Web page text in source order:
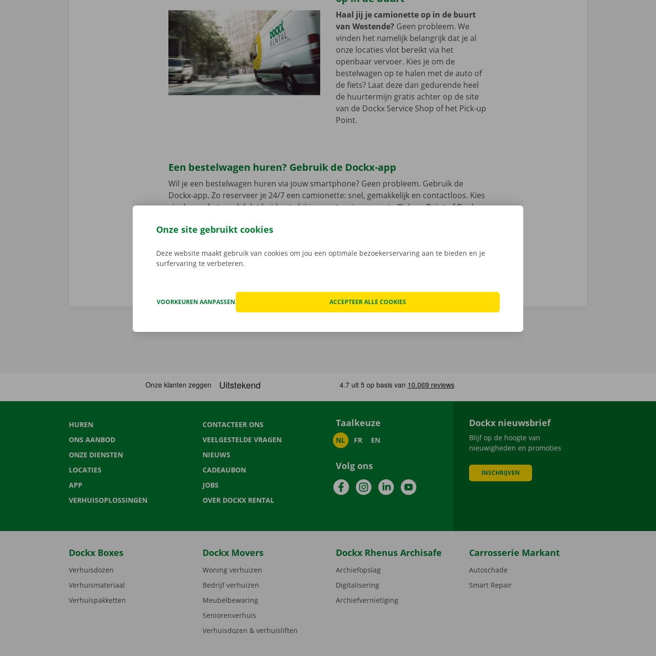
Haal jij je camionette op in de buurt
van Westende? Geen probleem. We
vinden het namelijk belangrijk dat je al
onze locaties vlot bereikt via het
openbaar vervoer. Kies je om de
bestelwagen op te halen met de auto of
de fiets? Laat deze dan gedurende heel
de huurtermijn gratis achter op de site
van de Dockx Service Shop of het Pick-up
Point.
Een bestelwagen huren? Gebruik de Dockx-app
Wil je een bestelwagen huren via jouw smartphone? Geen probleem. Gebruik de
Dockx-app. Zo reserveer je 24/7 een camionette: snel, gemakkelijk en contactloos. Kies
via de app het model dat het beste bij jou past en je gewenste Pick-up Point of Dockx
sleutel. Download de gratis app voor
HUREN
ONS AANBOD
ONZE DIENSTEN
LOCATIES
APP
VERHUISOPLOSSINGEN
CONTACTEER ONS
VEELGESTELDE VRAGEN
NIEUWS
CADEAUBON
JOBS
OVER DOCKX RENTAL
Taalkeuze
NL FR EN
Volg ons
FacebookInstagramLinkedInYouTube
Dockx nieuwsbrief
Blijf op de hoogte van
nieuwigheden en promoties
INSCHRIJVEN
Dockx Boxes
Verhuisdozen
Verhuismateriaal
Verhuispakketten
Dockx Movers
Woning verhuizen
Bedrijf verhuizen
Meubelbewaring
Seniorenverhuis
Verhuisdozen & verhuisliften
Dockx Rhenus Archisafe
Archiefopslag
Digitalisering
Archiefvernietiging
Carrosserie Markant
Autoschade
Smart Repair
Onze site gebruikt cookies
Deze website maakt gebruik van cookies om jou een optimale bezoekerservaring aan te bieden en je
surfervaring te verbeteren.
VOORKEUREN AANPASSEN ACCEPTEER ALLE COOKIES